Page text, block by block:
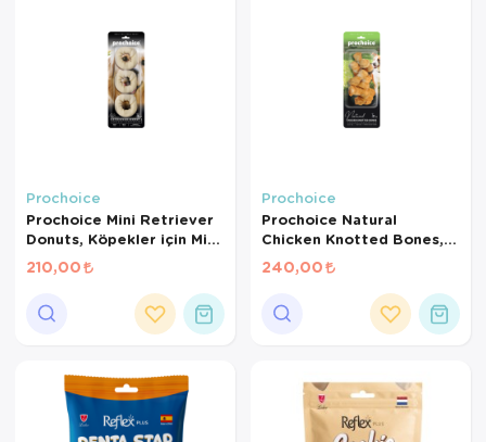
Prochoice
Prochoice Mini Retriever
Donuts, Köpekler için Mini
Donut Ödül Maması 3
parça
210,00
Prochoice
Prochoice Natural
Chicken Knotted Bones,
Tavuk Etli Düğümlü Köpek
Ödül Kemiği 7 parça
240,00